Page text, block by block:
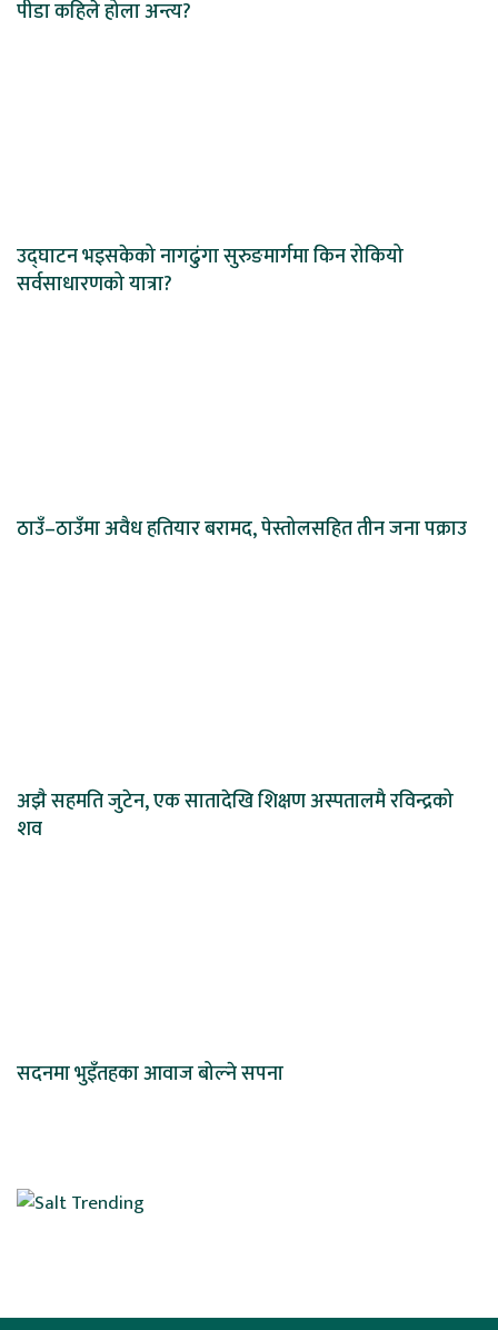
पीडा कहिले होला अन्त्य?
उद्घाटन भइसकेको नागढुंगा सुरुङमार्गमा किन रोकियो
सर्वसाधारणको यात्रा?
ठाउँ–ठाउँमा अवैध हतियार बरामद, पेस्तोलसहित तीन जना पक्राउ
अझै सहमति जुटेन, एक सातादेखि शिक्षण अस्पतालमै रविन्द्रको
शव
सदनमा भुइँतहका आवाज बोल्ने सपना